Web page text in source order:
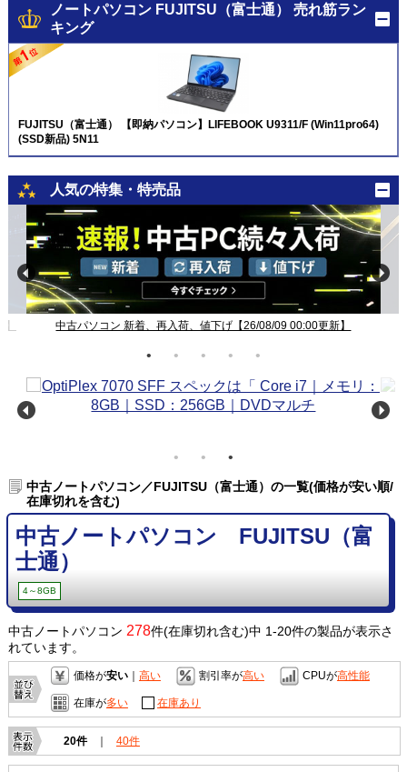
ノートパソコン FUJITSU（富士通） 売れ筋ラン
キング
FUJITSU（富士通） 【即納パソコン】LIFEBOOK U9311/F (Win11pro64)
(SSD新品) 5N11
人気の特集・特売品
中古パソコン 新着、再入荷、値下げ【26/08/09 00:00更新】
中古ノートパソコン／FUJITSU（富士通）の一覧(価格が安い順/
在庫切れを含む)
中古ノートパソコン FUJITSU（富
士通）
4～8GB
中古ノートパソコン 278件(在庫切れ含む)中 1-20件の製品が表示さ
れています。
価格が安い｜ 高い 割引率が高い CPUが高性能
在庫が多い 在庫あり
20件 ｜ 40件